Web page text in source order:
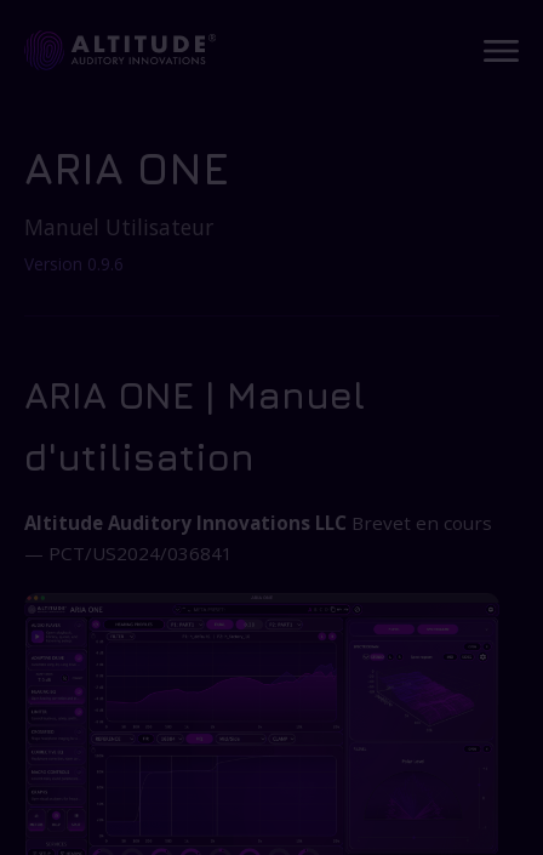
ARIA ONE
Manuel Utilisateur
Version 0.9.6
ARIA ONE | Manuel
d'utilisation
Altitude Auditory Innovations LLC Brevet en cours
— PCT/US2024/036841